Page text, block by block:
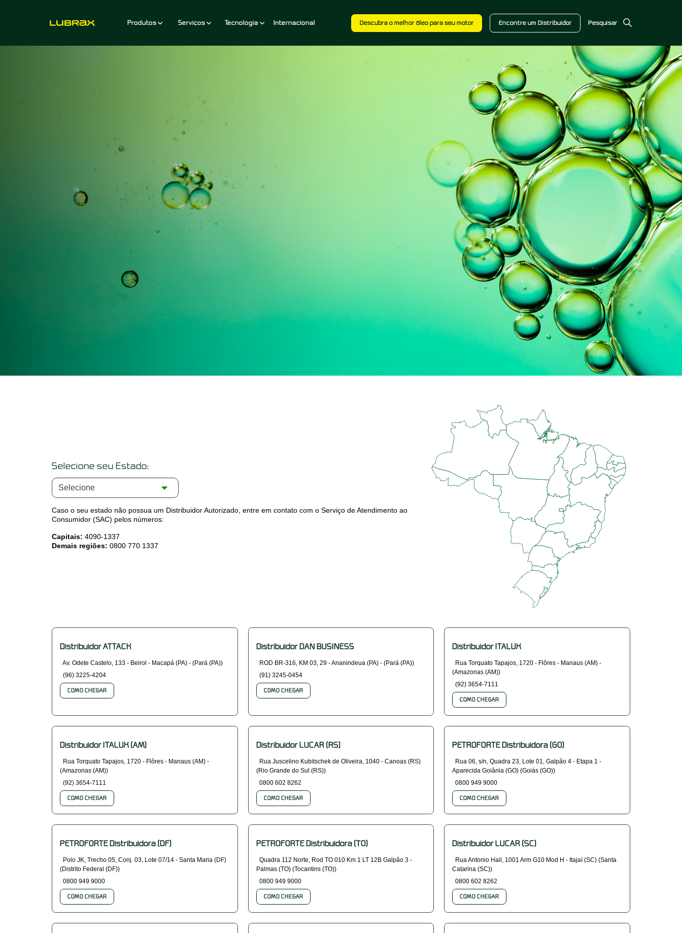
Produtos Serviços Tecnologia Internacional Descubra o melhor óleo para seu motor Encontre um Distribuidor Pesquisar
Selecione seu Estado:
Caso o seu estado não possua um Distribuidor Autorizado, entre em contato com o Serviço de Atendimento ao
Consumidor (SAC) pelos números:
Capitais: 4090-1337
Demais regiões: 0800 770 1337
Distribuidor ATTACK
Av. Odete Castelo, 133 - Beirol - Macapá (PA) - (Pará (PA))
(96) 3225-4204
COMO CHEGAR
Distribuidor DAN BUSINESS
ROD BR-316, KM 03, 29 - Ananindeua (PA) - (Pará (PA))
(91) 3245-0454
COMO CHEGAR
Distribuidor ITALUX
Rua Torquato Tapajos, 1720 - Flôres - Manaus (AM) -
(Amazonas (AM))
(92) 3654-7111
COMO CHEGAR
Distribuidor ITALUX (AM)
Rua Torquato Tapajos, 1720 - Flôres - Manaus (AM) -
(Amazonas (AM))
(92) 3654-7111
COMO CHEGAR
Distribuidor LUCAR (RS)
Rua Juscelino Kubitschek de Oliveira, 1040 - Canoas (RS)
(Rio Grande do Sul (RS))
0800 602 8262
COMO CHEGAR
PETROFORTE Distribuidora (GO)
Rua 06, s/n, Quadra 23, Lote 01, Galpão 4 - Etapa 1 -
Aparecida Goiânia (GO) (Goiás (GO))
0800 949 9000
COMO CHEGAR
PETROFORTE Distribuidora (DF)
Polo JK, Trecho 05, Conj. 03, Lote 07/14 - Santa Maria (DF)
(Distrito Federal (DF))
0800 949 9000
COMO CHEGAR
PETROFORTE Distribuidora (TO)
Quadra 112 Norte, Rod TO 010 Km 1 LT 12B Galpão 3 -
Palmas (TO) (Tocantins (TO))
0800 949 9000
COMO CHEGAR
Distribuidor LUCAR (SC)
Rua Antonio Hail, 1001 Arm G10 Mod H - Itajaí (SC) (Santa
Catarina (SC))
0800 602 8262
COMO CHEGAR